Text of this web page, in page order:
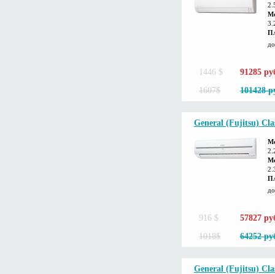
1446 $
91285
1607$
101428
General (Fujitsu)
916 $
57827
1018$
64252
General (Fujitsu)